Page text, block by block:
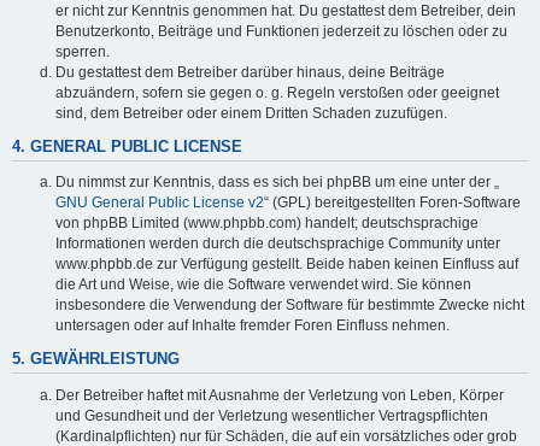
er nicht zur Kenntnis genommen hat. Du gestattest dem Betreiber, dein
Benutzerkonto, Beiträge und Funktionen jederzeit zu löschen oder zu
sperren.
Du gestattest dem Betreiber darüber hinaus, deine Beiträge
abzuändern, sofern sie gegen o. g. Regeln verstoßen oder geeignet
sind, dem Betreiber oder einem Dritten Schaden zuzufügen.
4. GENERAL PUBLIC LICENSE
Du nimmst zur Kenntnis, dass es sich bei phpBB um eine unter der „
GNU General Public License v2“ (GPL) bereitgestellten Foren-Software
von phpBB Limited (www.phpbb.com) handelt; deutschsprachige
Informationen werden durch die deutschsprachige Community unter
www.phpbb.de zur Verfügung gestellt. Beide haben keinen Einfluss auf
die Art und Weise, wie die Software verwendet wird. Sie können
insbesondere die Verwendung der Software für bestimmte Zwecke nicht
untersagen oder auf Inhalte fremder Foren Einfluss nehmen.
5. GEWÄHRLEISTUNG
Der Betreiber haftet mit Ausnahme der Verletzung von Leben, Körper
und Gesundheit und der Verletzung wesentlicher Vertragspflichten
(Kardinalpflichten) nur für Schäden, die auf ein vorsätzliches oder grob